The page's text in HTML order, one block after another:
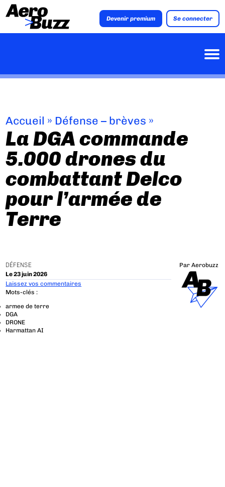
Devenir premium Se connecter
Accueil » Défense – brèves »
La DGA commande
5.000 drones du
combattant Delco
pour l’armée de
Terre
DÉFENSE
Le 23 juin 2026
Par Aerobuzz
Laissez vos commentaires
Mots-clés :
armee de terre
DGA
DRONE
Harmattan AI